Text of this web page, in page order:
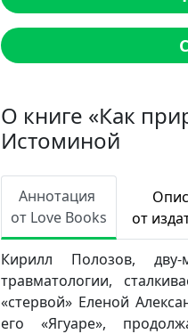
О книге «Как
Истоминой
Аннотация
от Love Books
от
Кирилл Полозов,
травматологии,
«стервой» Еленой
его «Ягуаре»,